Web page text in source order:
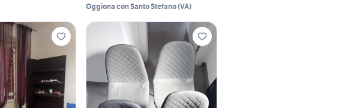
Oggiona con Santo Stefano(VA)